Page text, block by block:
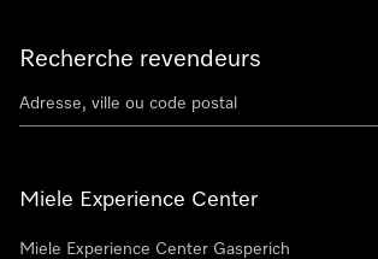
Recherche revendeurs
Miele Experience Center
Miele Experience Center Gasperich